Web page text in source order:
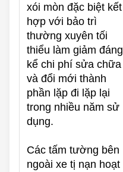
xói mòn đặc biệt kết
hợp với bảo trì
thường xuyên tối
thiểu làm giảm đáng
kể chi phí sửa chữa
và đổi mới thành
phần lặp đi lặp lại
trong nhiều năm sử
dụng.
Các tấm tường bên
ngoài xe tị nạn hoạt